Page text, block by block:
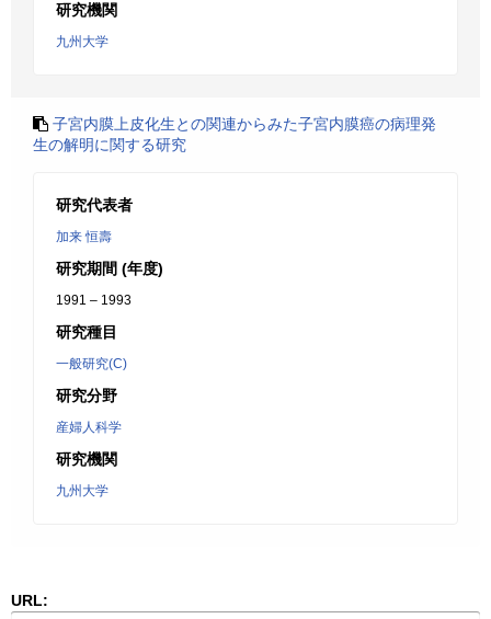
研究機関
九州大学
子宮内膜上皮化生との関連からみた子宮内膜癌の病理発
生の解明に関する研究
研究代表者
加来 恒壽
研究期間 (年度)
1991 – 1993
研究種目
一般研究(C)
研究分野
産婦人科学
研究機関
九州大学
URL: